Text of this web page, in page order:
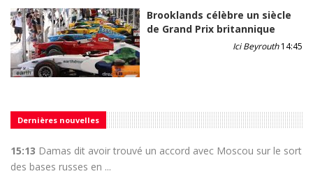
Brooklands célèbre un siècle
de Grand Prix britannique
Ici Beyrouth14:45
Dernières nouvelles
15:13 Damas dit avoir trouvé un accord avec Moscou sur le sort
des bases russes en ...